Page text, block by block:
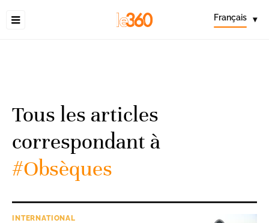
Français ▾
Tous les articles
correspondant à
#Obsèques
INTERNATIONAL